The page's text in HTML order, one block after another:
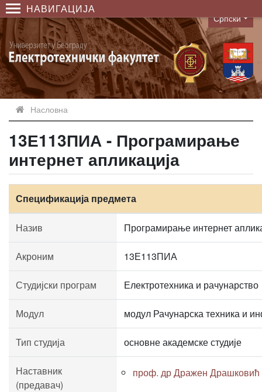
НАВИГАЦИЈА
Language
Српски
Насловна
13Е113ПИА - Програмирање
интернет апликација
Спецификација предмета
Назив Програмирање интернет
Акроним 13Е113ПИА
Студијски програм Електротехника и рачунарство
Модул модул Рачунарска техника и
Тип студија основне академске студије
Наставник
(предавач)
проф. др Дражен Драшковић